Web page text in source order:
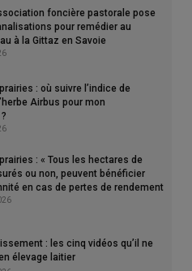
Bas-Rhin, est satisfait de
de douchage pour ses
bâtiment un système de
en production et les vaches
35°C l’été, ce qui entraînait
Lors d’un voyage en
foncière pastorale pose
pour remédier au
à la Gittaz en Savoie
: où suivre l’indice de
Airbus pour mon
: « Tous les hectares de
ou non, peuvent bénéficier
en cas de pertes de rendement
% »
: les cinq vidéos qu’il ne
élevage laitier